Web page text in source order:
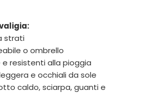
strati
o ombrello
resistenti alla pioggia
e occhiali da sole
caldo, sciarpa, guanti e